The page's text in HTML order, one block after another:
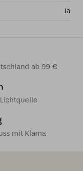
Ja
ab 99 €
mit Klarna